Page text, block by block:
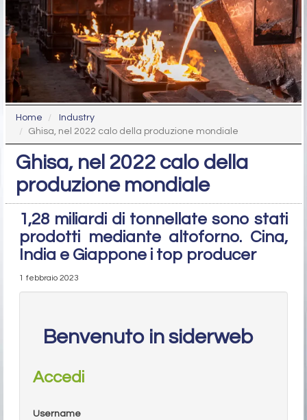
Home
Industry
Ghisa, nel 2022 calo della produzione mondiale
Ghisa, nel 2022 calo della
produzione mondiale
1,28 miliardi di tonnellate sono stati
prodotti mediante altoforno. Cina,
India e Giappone i top producer
1 febbraio 2023
Benvenuto in siderweb
Accedi
Username